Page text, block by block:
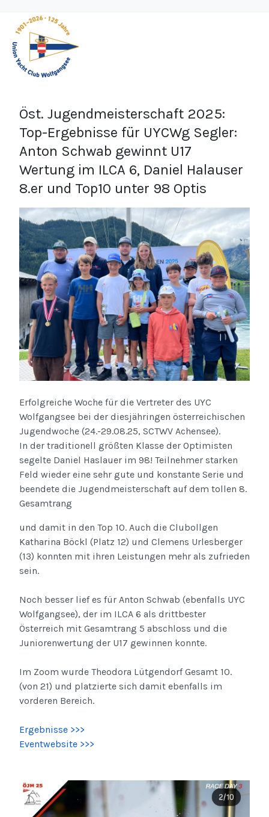
Öst. Jugendmeisterschaft 2025:
Top-Ergebnisse für UYCWg Segler:
Anton Schwab gewinnt U17
Wertung im ILCA 6, Daniel Halauser
8.er und Top10 unter 98 Optis
Erfolgreiche Woche für die Vertreter des UYC
Wolfgangsee bei der diesjähringen österreichischen
Jugendwoche (24.-29.08.25, SCTWV Achensee).
In der traditionell größten Klasse der Optimisten
segelte Daniel Haslauer im 98! Teilnehmer starken
Feld wieder eine sehr gute und konstante Serie und
beendete die Jugendmeisterschaft auf dem tollen 8.
Gesamtrang
und damit in den Top 10. Auch die Clubollgen
Katharina Böckl (Platz 12) und Clemens Urlesberger
(13) konnten mit ihren Leistungen mehr als zufrieden
sein.
Noch besser lief es für Anton Schwab (ebenfalls UYC
Wolfgangsee), der im ILCA 6 als drittbester
Österreich mit Gesamtrang 5 abschloss und die
Juniorenwertung der U17 gewinnen konnte.
Im Zoom wurde Theodora Lütgendorf Gesamt 10.
(von 21) und platzierte sich damit ebenfalls im
vorderen Bereich.
Ergebnisse >>>
Eventwebsite >>>